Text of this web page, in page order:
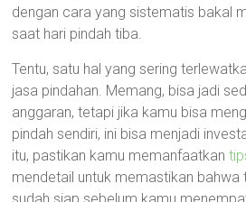
dengan cara yang sistematis bakal
saat hari pindah tiba.
Tentu, satu hal yang sering
jasa pindahan. Memang, bisa jadi
anggaran, tetapi jika kamu bisa
pindah sendiri, ini bisa menjadi
itu, pastikan kamu memanfaatkan
mendetail untuk memastikan bahwa